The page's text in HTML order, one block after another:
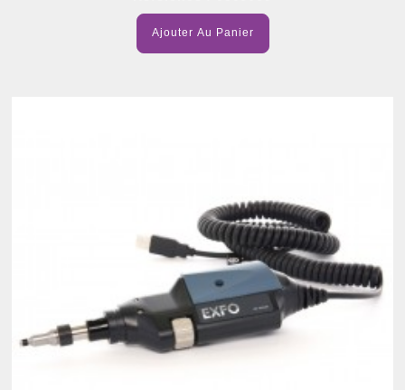
Ajouter Au Panier